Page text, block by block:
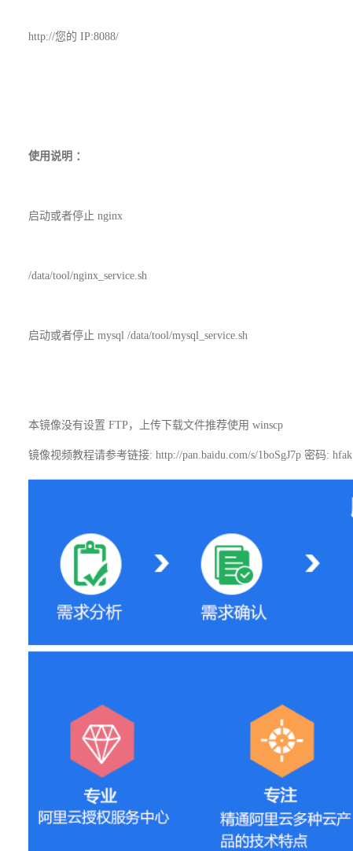
http://您的 IP:8088/
使用说明 ：
启动或者停止 nginx
/data/tool/nginx_service.sh
启动或者停止 mysql /data/tool/mysql_service.sh
本镜像没有设置 FTP ，上传下载文件推荐使用 winscp
镜像视频教程请参考链接: http://pan.baidu.com/s/1boSgJ7p 密码: hfak